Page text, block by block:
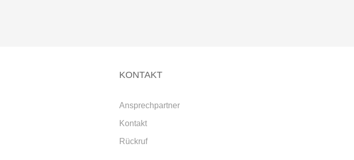
KONTAKT
Ansprechpartner
Kontakt
Rückruf